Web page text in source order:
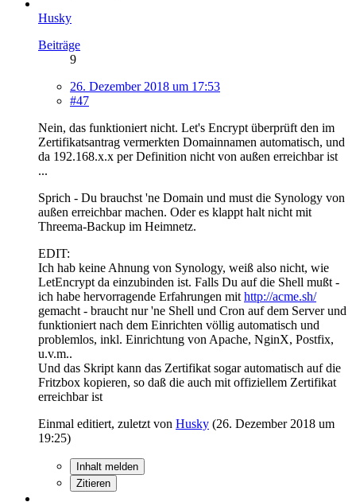
Husky
Beiträge
9
26. Dezember 2018 um 17:53
#47
Nein, das funktioniert nicht. Let's Encrypt überprüft den im
Zertifikatsantrag vermerkten Domainnamen automatisch, und
da 192.168.x.x per Definition nicht von außen erreichbar ist
...
Sprich - Du brauchst 'ne Domain und must die Synology von
außen erreichbar machen. Oder es klappt halt nicht mit
Threema-Backup im Heimnetz.
EDIT:
Ich hab keine Ahnung von Synology, weiß also nicht, wie
LetEncrypt da einzubinden ist. Falls Du auf die Shell mußt -
ich habe hervorragende Erfahrungen mit http://acme.sh/
gemacht - braucht nur 'ne Shell und Cron auf dem Server und
funktioniert nach dem Einrichten völlig automatisch und
problemlos, inkl. Einrichtung von Apache, NginX, Postfix,
u.v.m..
Und das Skript kann das Zertifikat sogar automatisch auf die
Fritzbox kopieren, so daß die auch mit offiziellem Zertifikat
erreichbar ist
Einmal editiert, zuletzt von Husky (26. Dezember 2018 um
19:25)
Inhalt melden
Zitieren